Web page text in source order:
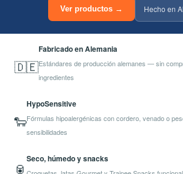
Ver productos → Hecho en
🇩🇪
Fabricado en Alemania
Estándares de producción alemanes — sin
ingredientes
🐑
HypoSensitive
Fórmulas hipoalergénicas con cordero, venado o
sensibilidades
🥫
Seco, húmedo y snacks